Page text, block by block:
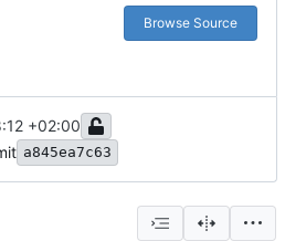
Browse Source
+02:00
a845ea7c63